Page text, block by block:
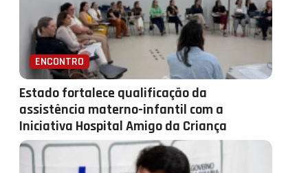
ENCONTRO
Estado fortalece qualificação da
assistência materno-infantil com a
Iniciativa Hospital Amigo da Criança